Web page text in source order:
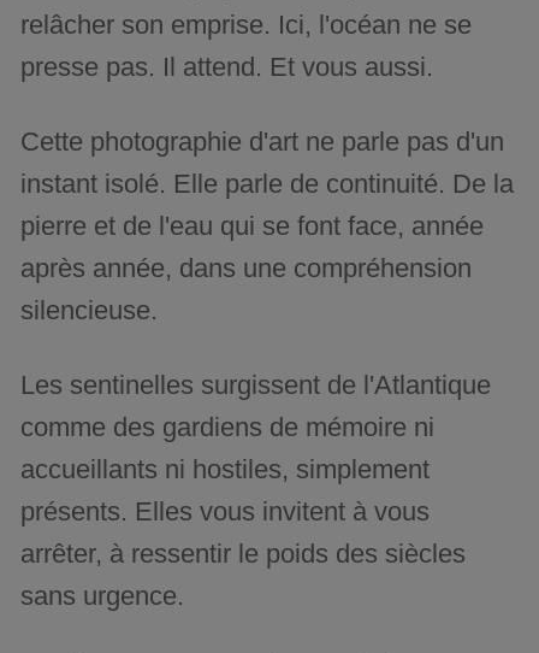
relâcher son emprise. Ici, l'océan ne se
presse pas. Il attend. Et vous aussi.
Cette photographie d'art ne parle pas d'un
instant isolé. Elle parle de continuité. De la
pierre et de l'eau qui se font face, année
après année, dans une compréhension
silencieuse.
Les sentinelles surgissent de l'Atlantique
comme des gardiens de mémoire ni
accueillants ni hostiles, simplement
présents. Elles vous invitent à vous
arrêter, à ressentir le poids des siècles
sans urgence.